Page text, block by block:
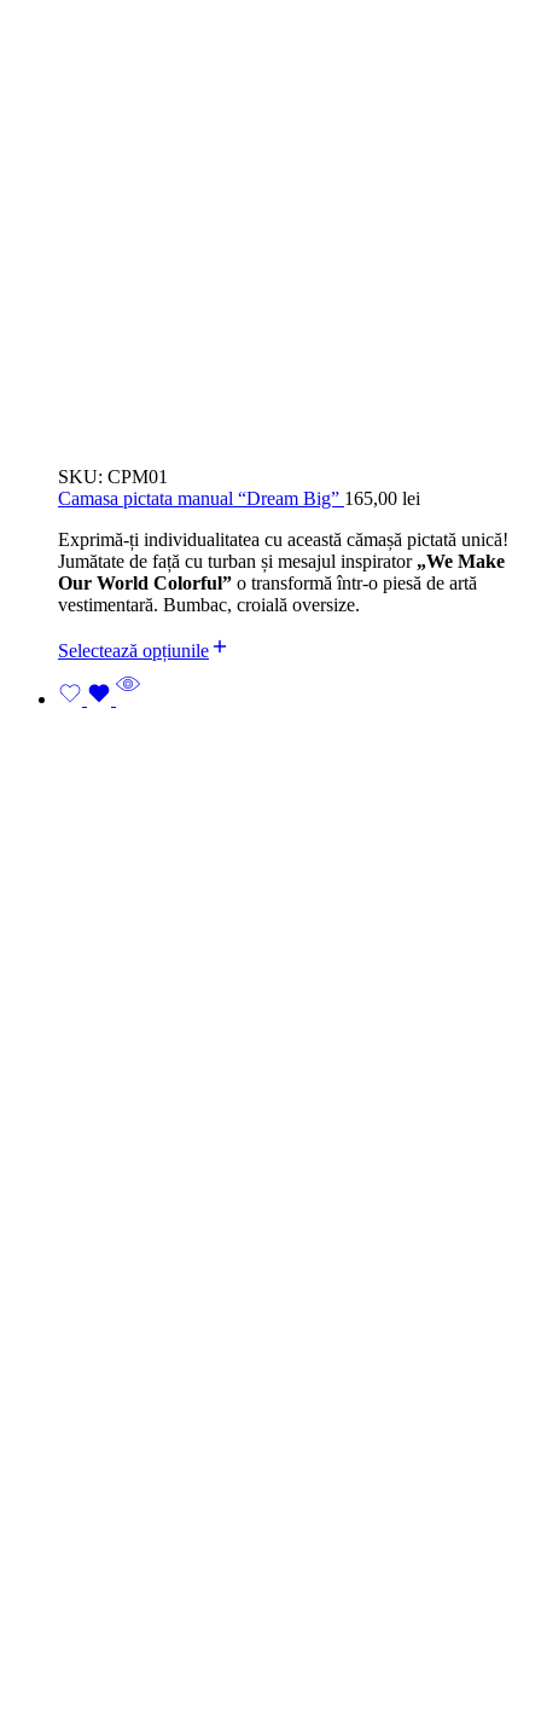
SKU: CPM01
Camasa pictata manual “Dream Big” 165,00 lei
Exprimă-ți individualitatea cu această cămașă pictată unică!
Jumătate de față cu turban și mesajul inspirator„We Make
Our World Colorful” o transformă într-o piesă de artă
vestimentară. Bumbac, croială oversize.
Selectează opțiunile